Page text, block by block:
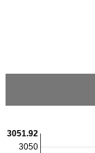
3050
3051.92